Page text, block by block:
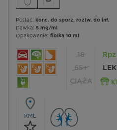
Postać: konc. do sporz. roztw. do inf.
Dawka: 5 mg/ml
Opakowanie: fiolka 10 ml
18
65+
CIĄŻA
Rpz
LEK
KML